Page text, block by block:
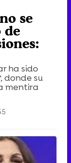
se
de
ha sido
donde su
mentira